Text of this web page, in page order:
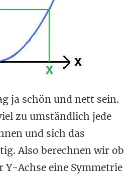
ja schön und nett sein.
zu umständlich jede
und sich das
Also berechnen wir ob
Y-Achse eine Symmetrie